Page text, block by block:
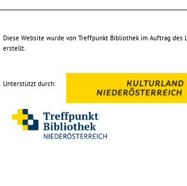
Diese Website wurde von Treffpunkt Bibliothek im Auftrag des
erstellt.
Unterstützt durch: